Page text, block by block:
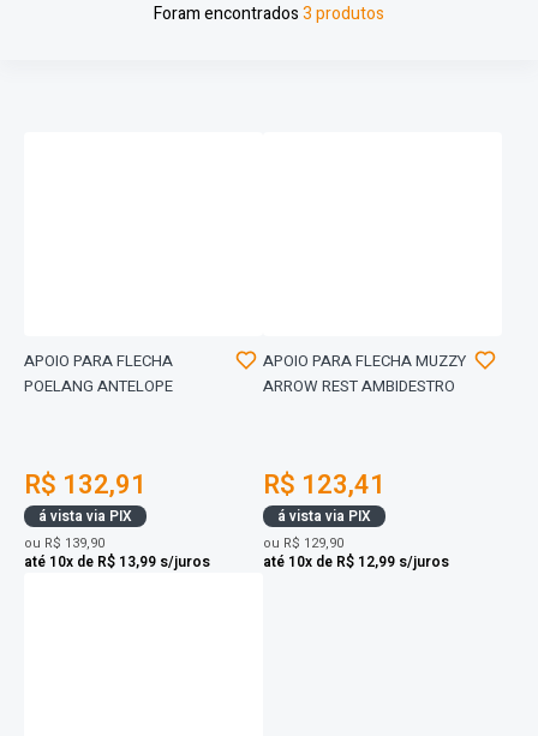
Foram encontrados3 produtos
APOIO PARA FLECHA
POELANG ANTELOPE
R$ 132,91
á vista via PIX
ou R$ 139,90
até 10x de R$ 13,99 s/juros
APOIO PARA FLECHA MUZZY
ARROW REST AMBIDESTRO
R$ 123,41
á vista via PIX
ou R$ 129,90
até 10x de R$ 12,99 s/juros